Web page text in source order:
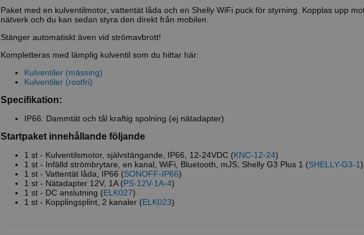
Paket med en kulventilmotor, vattentät låda och en Shelly WiFi puck för styrning. Kopplas upp
nätverk och du kan sedan styra den direkt från mobilen.
Stänger automatiskt även vid strömavbrott!
Kompletteras med lämplig kulventil som du hittar här:
Kulventiler (mässing)
Kulventiler (rostfri)
Specifikation:
IP66: Dammtät och tål kraftig spolning (ej nätadapter)
Startpaket innehållande följande
1 st - Kulventilsmotor, självstängande, IP66, 12-24VDC (KNC-12-24)
1 st - Infälld strömbrytare, en kanal, WiFi, Bluetooth, mJS, Shelly G3 Plus 1 (SHELLY-G3-1)
1 st - Vattentät låda, IP66 (SONOFF-IP66)
1 st - Nätadapter 12V, 1A (PS-12V-1A-4)
1 st - DC anslutning (ELK027)
1 st - Kopplingsplint, 2 kanaler (ELK023)